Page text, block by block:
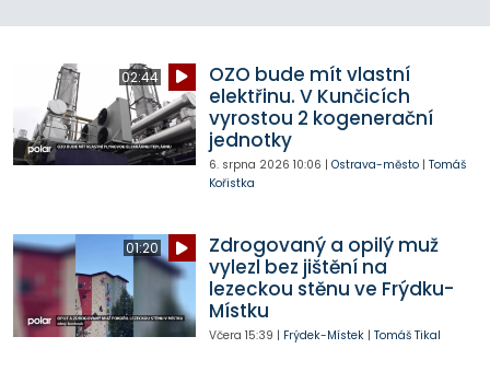
02:44
OZO bude mít vlastní
elektřinu. V Kunčicích
vyrostou 2 kogenerační
jednotky
6. srpna 2026 10:06 | Ostrava-město| Tomáš
Kořistka
01:20
Zdrogovaný a opilý muž
vylezl bez jištění na
lezeckou stěnu ve Frýdku-
Místku
Včera 15:39 | Frýdek-Místek| Tomáš Tikal